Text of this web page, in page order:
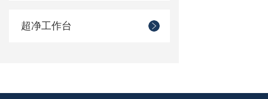
超净工作台